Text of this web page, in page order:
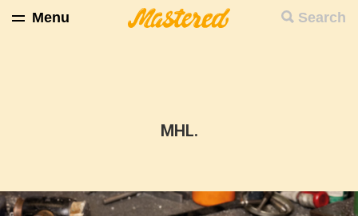
Search
Menu
MHL.